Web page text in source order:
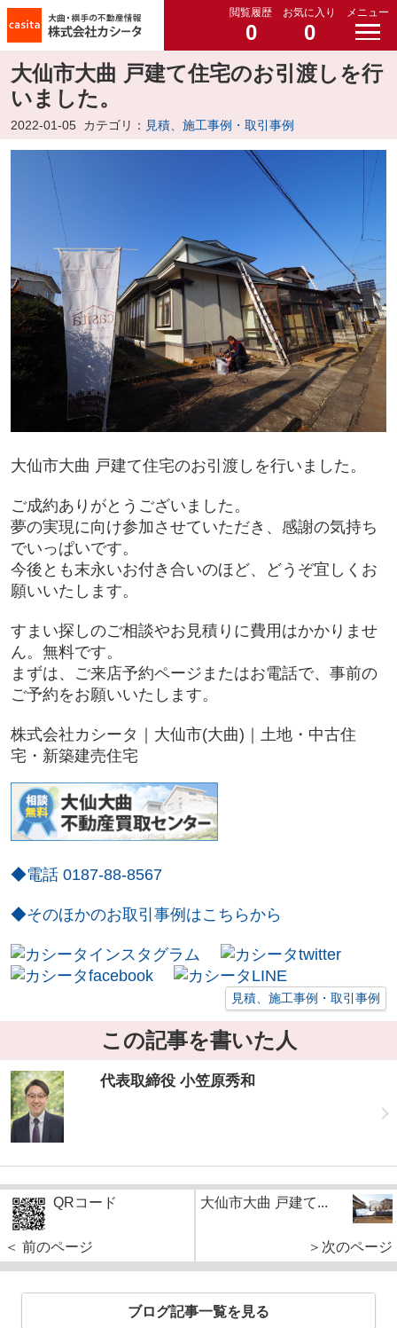
閲覧履歴
0
お気に入り
0
メニュー
大仙市大曲 戸建て住宅のお引渡しを行
いました。
2022-01-05 カテゴリ： 見積、施工事例・取引事例
大仙市大曲 戸建て住宅のお引渡しを行いました。
ご成約ありがとうございました。
夢の実現に向け参加させていただき、感謝の気持ち
でいっぱいです。
今後とも末永いお付き合いのほど、どうぞ宜しくお
願いいたします。
すまい探しのご相談やお見積りに費用はかかりませ
ん。無料です。
まずは、ご来店予約ページまたはお電話で、事前の
ご予約をお願いいたします。
株式会社カシータ｜大仙市(大曲)｜土地・中古住
宅・新築建売住宅
◆電話 0187-88-8567
◆そのほかのお取引事例はこちらから
見積、施工事例・取引事例
この記事を書いた人
代表取締役 小笠原秀和
QRコード
＜ 前のページ
大仙市大曲 戸建て...
＞次のページ
ブログ記事一覧を見る